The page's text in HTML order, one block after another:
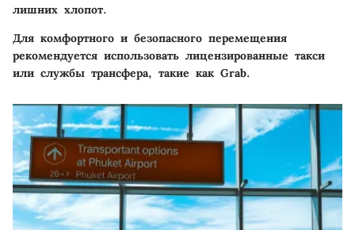
лишних хлопот.
Для комфортного и безопасного перемещения
рекомендуется использовать лицензированные такси
или службы трансфера, такие как Grab.